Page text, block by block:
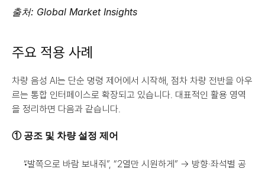
출처: Global Market Insights
주요 적용 사례
차량 음성 AI는 단순 명령 제어에서 시작해, 점차 차량 전반을 아우
르는 통합 인터페이스로 확장되고 있습니다. 대표적인 활용 영역
을 정리하면 다음과 같습니다.
① 공조 및 차량 설정 제어
“발쪽으로 바람 보내줘”, “2열만 시원하게” → 방향·좌석별 공